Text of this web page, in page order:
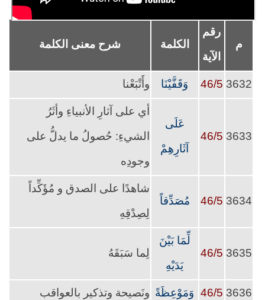
م
رقم
الآية
الكلمة شرح معنى الكلمة
3632
46/5 وَقَفَّيْنَا وأَتْبَعْنا
3633
46/5
عَلَى
آثَارِهِمْ
أي على آثارِ الأنبياءِ وأثَرُ
الشيءِ: حُصولُ ما يدلُّ على
وجودِه
3634
46/5 مُصَدِّقاً
شاهدًا على الصدق و مُؤَكِّداً
لِصِدْقِهِ
3635
46/5
لِّمَا بَيْنَ
يَدَيْهِ
لِما سَبَقَهُ
3636
46/5 وَمَوْعِظَةً ونَصيحة وتذكير بالعواقب